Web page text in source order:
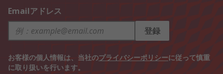
Emailアドレス
登録
お客様の個人情報は、当社のプライバシーポリシーに従って慎重
に取り扱いを行います。